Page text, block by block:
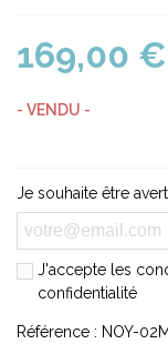
169,00 €
- VENDU -
Je souhaite être
J'accepte les
confidentialité
Référence : NOY-02M